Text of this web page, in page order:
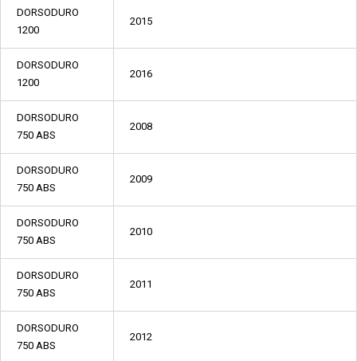
DORSODURO
1200
2015
DORSODURO
1200
2016
DORSODURO
750 ABS
2008
DORSODURO
750 ABS
2009
DORSODURO
750 ABS
2010
DORSODURO
750 ABS
2011
DORSODURO
750 ABS
2012